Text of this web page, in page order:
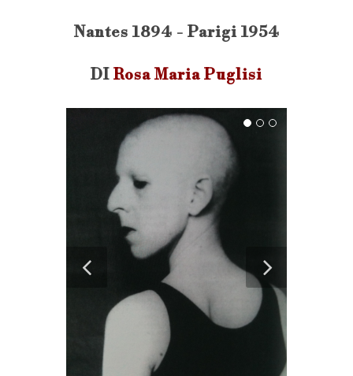
Nantes 1894 - Parigi 1954
DI Rosa Maria Puglisi